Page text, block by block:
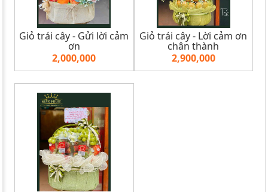
Giỏ trái cây - Gửi lời cảm
ơn
2,000,000
Giỏ trái cây - Lời cảm ơn
chân thành
2,900,000